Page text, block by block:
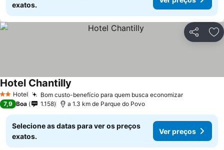
exatos.
Partilhar
2 Estrelas
Hotel Bom custo-benefício para quem busca economizar
Hotel Chantilly
7,9 Boa 1.158 a 1.3 km de Parque do Povo
Selecione as datas para ver os preços
exatos.
Ver preços